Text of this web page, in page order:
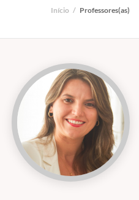
Início / Professores(as)